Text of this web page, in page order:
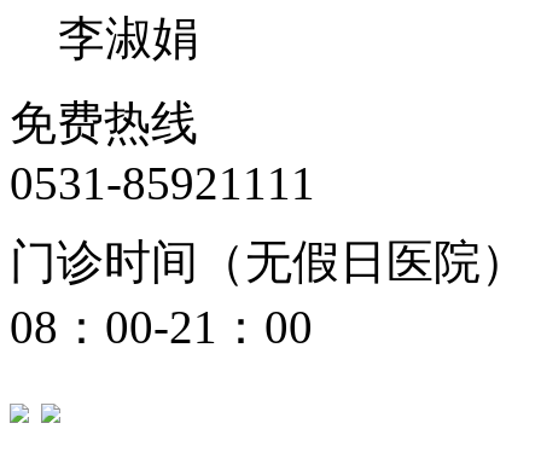
李淑娟
免费热线
0531-85921111
门诊时间（无假日医院）
08：00-21：00